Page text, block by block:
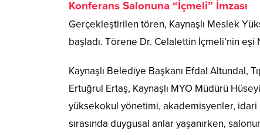
Konferans Salonuna “İçmeli” İmzası
Gerçekleştirilen tören, Kaynaşlı Meslek
başladı. Törene Dr. Celalettin İçmeli’nin
Kaynaşlı Belediye Başkanı Efdal Altundal,
Ertuğrul Ertaş, Kaynaşlı MYO Müdürü
yüksekokul yönetimi, akademisyenler,
sırasında duygusal anlar yaşanırken,